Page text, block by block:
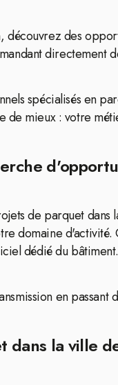
découvrez des
directement
spécialisés en
de mieux : votre
de parquet
domaine
dédié du bâtiment.
en passant
dans la ville